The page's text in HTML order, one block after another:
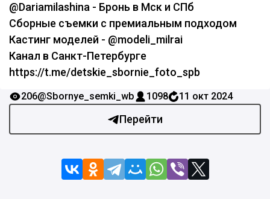
@Dariamilashina - Бронь в Мск и СПб
Сборные съемки с премиальным подходом
Кастинг моделей - @modeli_milrai
Канал в Санкт-Петербурге
https://t.me/detskie_sbornie_foto_spb
Перейти
206@Sbornye_semki_wb 1098 11 окт 2024